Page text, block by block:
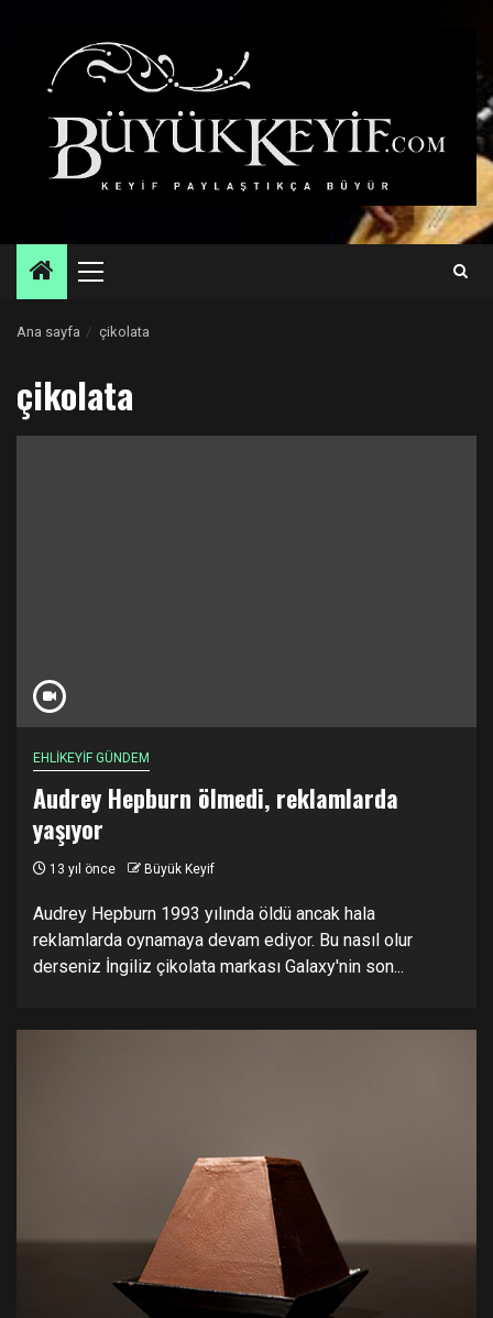
Primary
Ana sayfa çikolata
çikolata
EHLİKEYİF GÜNDEM
Audrey Hepburn ölmedi, reklamlarda
yaşıyor
13 yıl önce Büyük Keyif
Audrey Hepburn 1993 yılında öldü ancak hala
reklamlarda oynamaya devam ediyor. Bu nasıl olur
derseniz İngiliz çikolata markası Galaxy'nin son...